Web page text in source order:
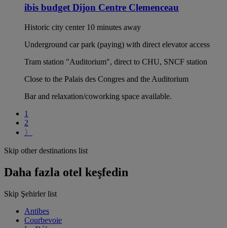
ibis budget Dijon Centre Clemenceau
Historic city center 10 minutes away
Underground car park (paying) with direct elevator access
Tram station "Auditorium", direct to CHU, SNCF station
Close to the Palais des Congres and the Auditorium
Bar and relaxation/coworking space available.
1
2
〉
Skip other destinations list
Daha fazla otel keşfedin
Skip Şehirler list
Antibes
Courbevoie